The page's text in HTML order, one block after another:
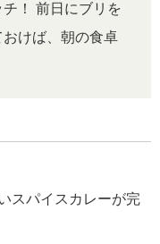
！ 前日にブリを
けば、朝の食卓
スパイスカレーが完